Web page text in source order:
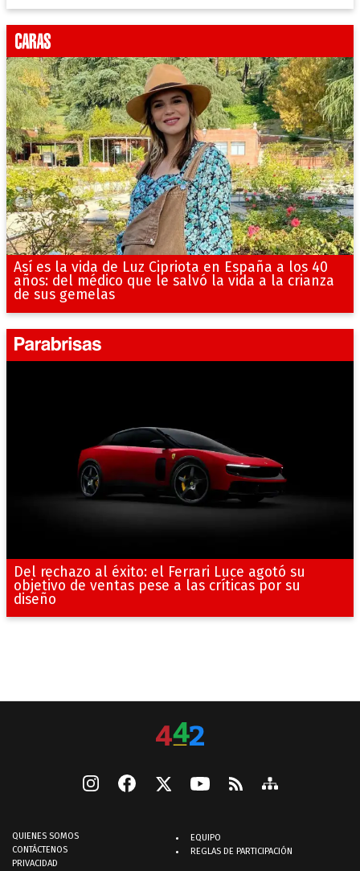
Así es la vida de Luz Cipriota en España a los 40
años: del médico que le salvó la vida a la crianza
de sus gemelas
Del rechazo al éxito: el Ferrari Luce agotó su
objetivo de ventas pese a las críticas por su
diseño
QUIENES SOMOS
CONTÁCTENOS
PRIVACIDAD
EQUIPO
REGLAS DE PARTICIPACIÓN